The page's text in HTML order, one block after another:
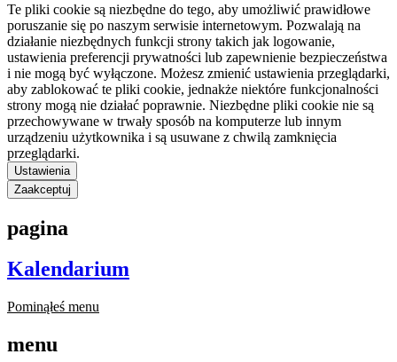
Te pliki cookie są niezbędne do tego, aby umożliwić prawidłowe
poruszanie się po naszym serwisie internetowym. Pozwalają na
działanie niezbędnych funkcji strony takich jak logowanie,
ustawienia preferencji prywatności lub zapewnienie bezpieczeństwa
i nie mogą być wyłączone. Możesz zmienić ustawienia przeglądarki,
aby zablokować te pliki cookie, jednakże niektóre funkcjonalności
strony mogą nie działać poprawnie. Niezbędne pliki cookie nie są
przechowywane w trwały sposób na komputerze lub innym
urządzeniu użytkownika i są usuwane z chwilą zamknięcia
przeglądarki.
Ustawienia
Zaakceptuj
pagina
Kalendarium
Pominąłeś menu
menu